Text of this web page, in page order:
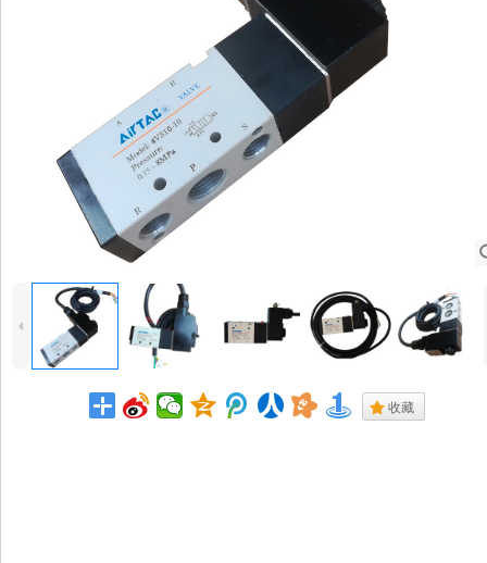
4
. 收藏